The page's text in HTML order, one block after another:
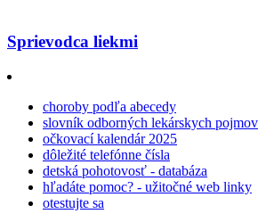
Sprievodca liekmi
choroby podľa abecedy
slovník odborných lekárskych pojmov
očkovací kalendár 2025
dôležité telefónne čísla
detská pohotovosť - databáza
hľadáte pomoc? - užitočné web linky
otestujte sa